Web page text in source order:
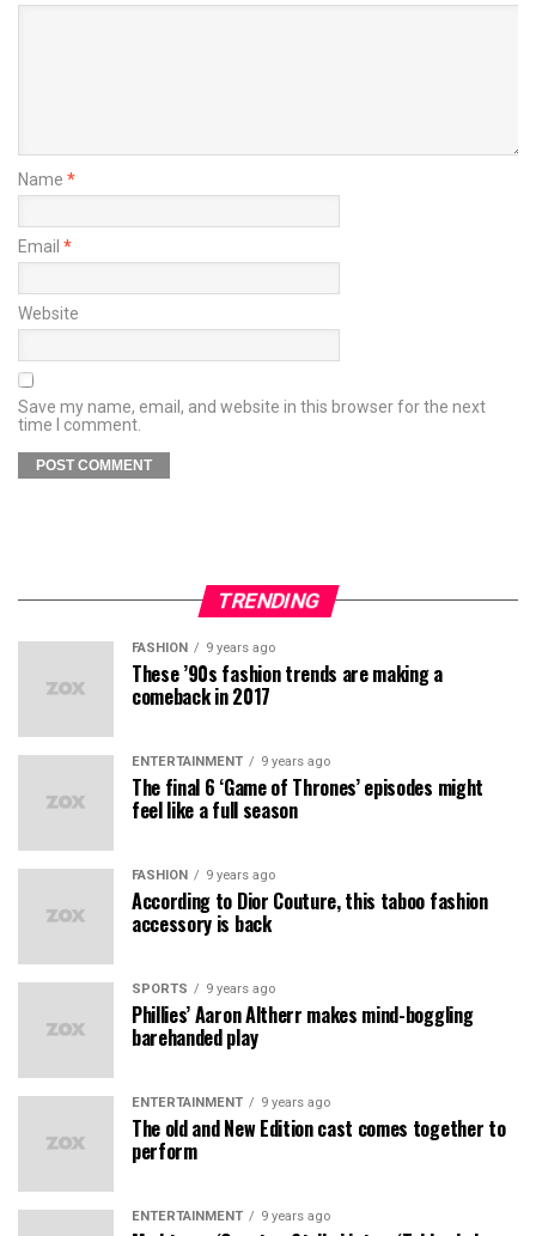
Name *
Email *
Website
Save my name, email, and website in this browser for the next
time I comment.
TRENDING
FASHION 9 years ago
These ’90s fashion trends are making a
comeback in 2017
ENTERTAINMENT 9 years ago
The final 6 ‘Game of Thrones’ episodes might
feel like a full season
FASHION 9 years ago
According to Dior Couture, this taboo fashion
accessory is back
SPORTS 9 years ago
Phillies’ Aaron Altherr makes mind-boggling
barehanded play
ENTERTAINMENT 9 years ago
The old and New Edition cast comes together to
perform
ENTERTAINMENT 9 years ago